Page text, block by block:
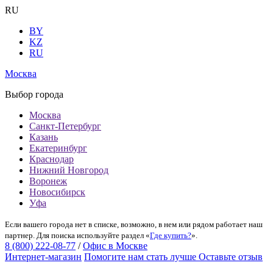
RU
BY
KZ
RU
Москва
Выбор города
Москва
Санкт-Петербург
Казань
Екатеринбург
Краснодар
Нижний Новгород
Воронеж
Новосибирск
Уфа
Если вашего города нет в списке, возможно, в нем или рядом работает наш
партнер. Для поиска используйте раздел «Где купить?».
8 (800) 222-08-77 / Офис в Москве
Интернет-магазин Помогите нам стать лучше Оставьте отзыв